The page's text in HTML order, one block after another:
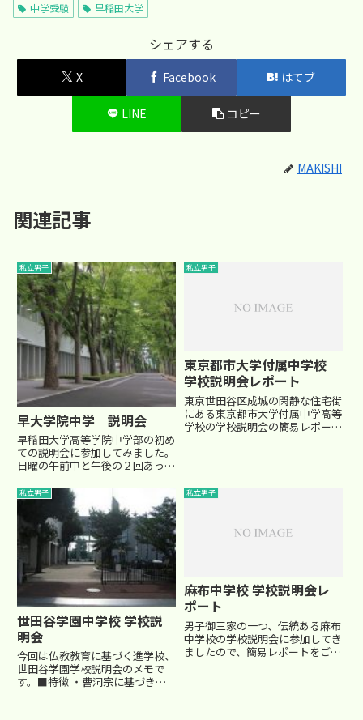
中学受験
早稲田大学
シェアする
X Facebook はてブ
LINE コピー
MAKISHI
関連記事
私立男子
早大学院中学 説明会
早稲田大学高等学院中学部の初め
ての説明会に参加してみました。
日曜の午前中と午後の２回あった
思い、早起き(塾講師にとっては)
して参加したのですが…なんと、
１３００名が集まっていました
(募集120名だよな…(^_...
私立男子
東京都市大学付属中学校
学校説明会レポート
東京世田谷区成城の閑静な住宅街
にある東京都市大学付属中学高等
学校の学校説明会の簡易レポート
京都市大学付属ですが、最初か
私立男子
世田谷学園中学校 学校説
明会
今回は仏教教育に基づく進学校、
世田谷学園学校説明会のメモで
す。■特徴 ・曹洞宗に基づき、
私立男子
麻布中学校 学校説明会レ
ポート
男子御三家の一つ、伝統ある麻布
中学校の学校説明会に参加してき
ましたので、簡易レポートをご報